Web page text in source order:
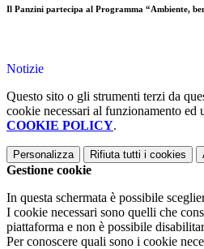
Il Panzini partecipa al Programma “Ambiente,
Notizie
Questo sito o gli strumenti terzi da
cookie necessari al funzionamento
COOKIE POLICY.
Personalizza Rifiuta tutti i cookies
Gestione cookie
In questa schermata è possibile
I cookie necessari sono quelli che
piattaforma e non è possibile
Per conoscere quali sono i cookie